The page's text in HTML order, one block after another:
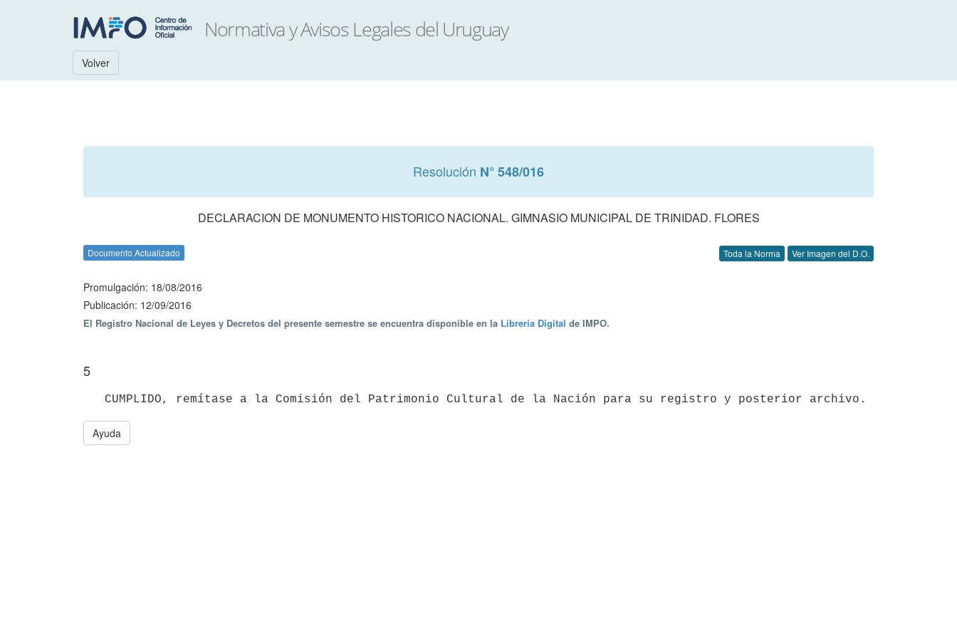
Volver
Resolución N° 548/016
DECLARACION DE MONUMENTO HISTORICO NACIONAL. GIMNASIO MUNICIPAL DE TRINIDAD. FLORES
Documento Actualizado Toda la Norma Ver Imagen del D.O.
Promulgación: 18/08/2016
Publicación: 12/09/2016
El Registro Nacional de Leyes y Decretos del presente semestre se encuentra disponible en la Librería Digital de IMPO.
5
Ayuda